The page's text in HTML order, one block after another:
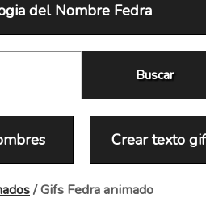
del Nombre Fedra
Crear texto gif
/ Gifs Fedra animado